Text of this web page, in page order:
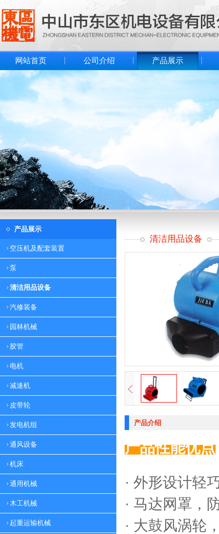
网站首页 公司介绍 产品展示
产品展示
空压机及配套装置
泵
清洁用品设备
汽修装备
园林机械
胶管
电机
减速机
皮带轮
发电机组
通风设备
机床
通用机械
木工机械
起重运输机械
清洁用品设备
产品介绍
产品性能优点
· 外形设计轻
· 马达网罩，
· 大鼓风涡轮